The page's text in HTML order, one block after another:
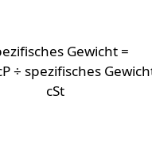
Gewicht =
÷ spezifisches
cSt